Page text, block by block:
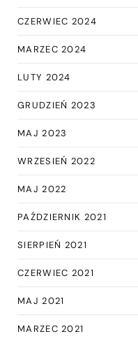
CZERWIEC 2024
MARZEC 2024
LUTY 2024
GRUDZIEŃ 2023
MAJ 2023
WRZESIEŃ 2022
MAJ 2022
PAŹDZIERNIK 2021
SIERPIEŃ 2021
CZERWIEC 2021
MAJ 2021
MARZEC 2021